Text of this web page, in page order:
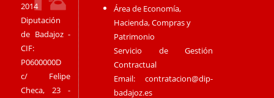
2014
Diputación
de Badajoz -
CIF:
P0600000D
c/ Felipe
Checa, 23 -
Área de Economía,
Hacienda, Compras y
Patrimonio
Servicio de Gestión
Contractual
Email:contratacion@dip-
badajoz.es